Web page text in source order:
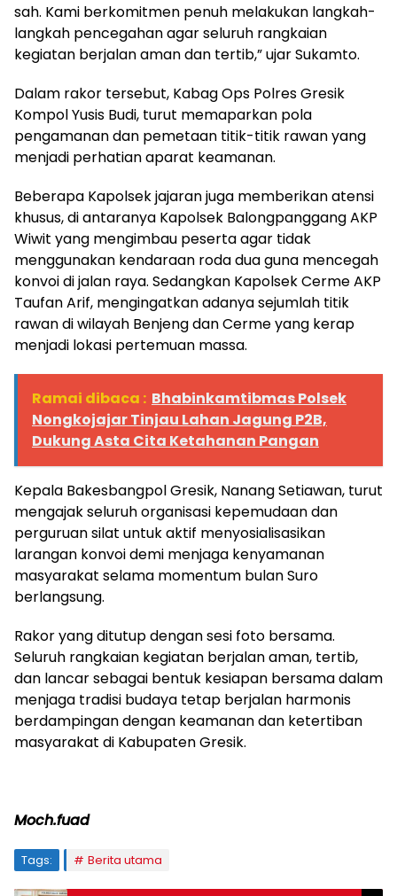
sah. Kami berkomitmen penuh melakukan langkah-
langkah pencegahan agar seluruh rangkaian
kegiatan berjalan aman dan tertib,” ujar Sukamto.
Dalam rakor tersebut, Kabag Ops Polres Gresik
Kompol Yusis Budi, turut memaparkan pola
pengamanan dan pemetaan titik-titik rawan yang
menjadi perhatian aparat keamanan.
Beberapa Kapolsek jajaran juga memberikan atensi
khusus, di antaranya Kapolsek Balongpanggang AKP
Wiwit yang mengimbau peserta agar tidak
menggunakan kendaraan roda dua guna mencegah
konvoi di jalan raya. Sedangkan Kapolsek Cerme AKP
Taufan Arif, mengingatkan adanya sejumlah titik
rawan di wilayah Benjeng dan Cerme yang kerap
menjadi lokasi pertemuan massa.
Ramai dibaca : Bhabinkamtibmas Polsek
Nongkojajar Tinjau Lahan Jagung P2B,
Dukung Asta Cita Ketahanan Pangan
Kepala Bakesbangpol Gresik, Nanang Setiawan, turut
mengajak seluruh organisasi kepemudaan dan
perguruan silat untuk aktif menyosialisasikan
larangan konvoi demi menjaga kenyamanan
masyarakat selama momentum bulan Suro
berlangsung.
Rakor yang ditutup dengan sesi foto bersama.
Seluruh rangkaian kegiatan berjalan aman, tertib,
dan lancar sebagai bentuk kesiapan bersama dalam
menjaga tradisi budaya tetap berjalan harmonis
berdampingan dengan keamanan dan ketertiban
masyarakat di Kabupaten Gresik.
Moch.fuad
Tags: Berita utama